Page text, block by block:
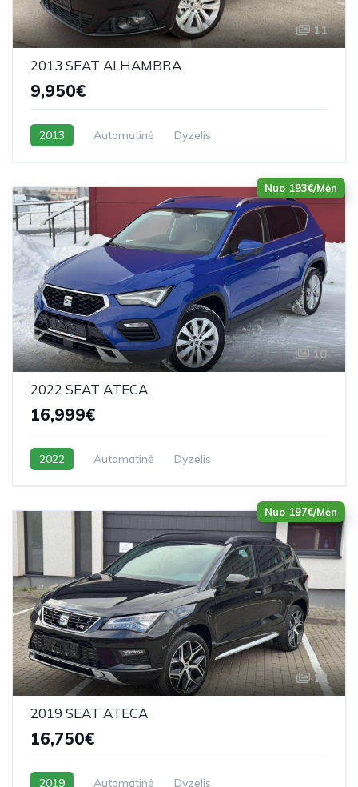
11
2013 SEAT ALHAMBRA
9,950€
2013 Automatinė Dyzelis
Nuo 193€/Mėn
10
2022 SEAT ATECA
16,999€
2022 Automatinė Dyzelis
Nuo 197€/Mėn
13
2019 SEAT ATECA
16,750€
2019 Automatinė Dyzelis